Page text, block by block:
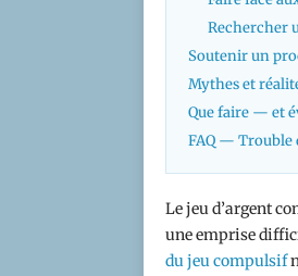
Rechercher
Soutenir un
Mythes et
Que faire — et
FAQ — Trouble
Le jeu d’argent
une emprise
du jeu compulsif